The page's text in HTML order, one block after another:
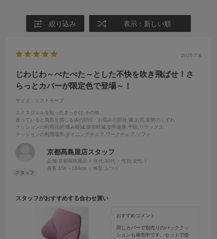
絞り込み 表示：新しい順
2025.7.8
じわじわ～べたべた～とした不快を吹き飛ばせ！さ
らっとカバーが限定色で登場～！
サイズ：ミストモーブ
エクスジェルを知ったきっかけ :その他
座っていると負担を感じる体の部位・お悩みの部分:腰,お尻,姿勢のくずれ
クッションの利用目的:痛み軽減,疲労軽減,姿勢改善,予防,リラックス
クッションの利用場所:ダイニングチェア,ワークチェア,ソファ
京都髙島屋店スタッフ
店舗:京都高島屋店 年代:30代 性別:女性
身長:156～160cm 体型:ふつう
スタッフがおすすめする合わせ買い
おすすめコメント
同じカバーで別売りのバッククッ
ションも発売中です。セットで使